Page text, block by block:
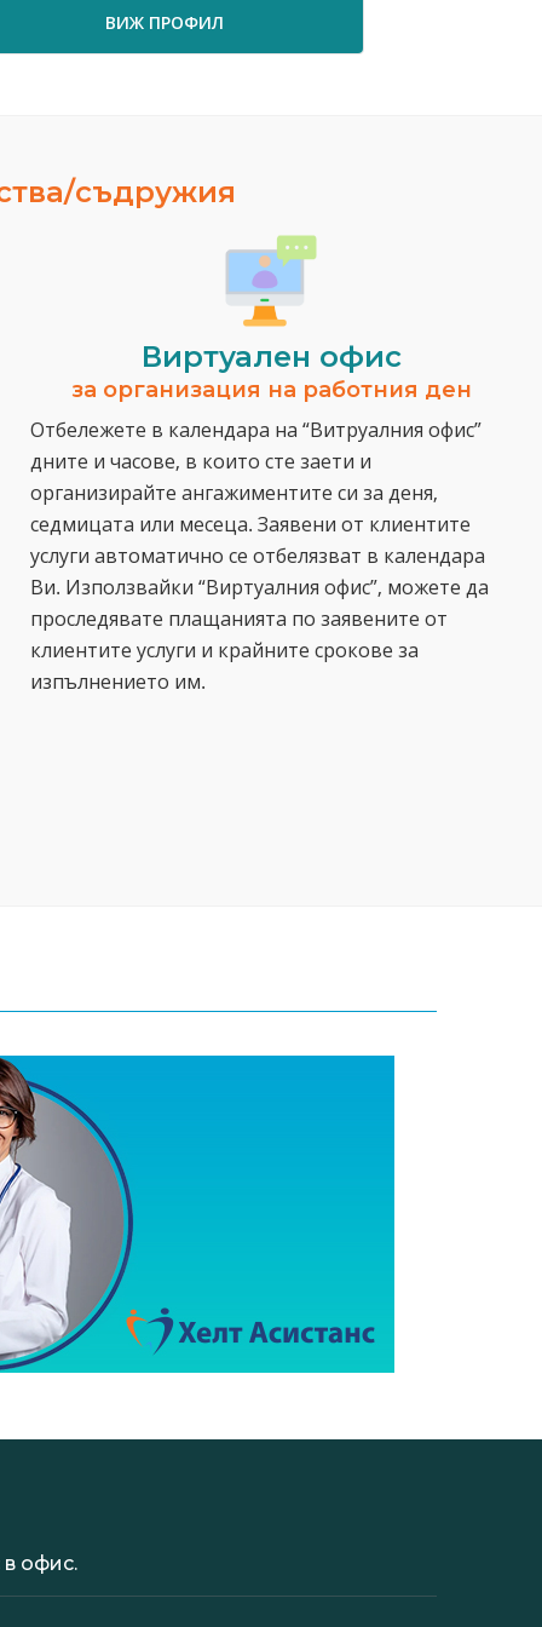
ВИЖ ПРОФИЛ
съдружия
Виртуален офис
за организация на работния ден
Отбележете в календара на “Витруалния офис”
дните и часове, в които сте заети и
организирайте ангажиментите си за деня,
седмицата или месеца. Заявени от клиентите
услуги автоматично се отбелязват в календара
Ви. Използвайки “Виртуалния офис”, можете да
проследявате плащанията по заявените от
клиентите услуги и крайните срокове за
изпълнението им.
офис.